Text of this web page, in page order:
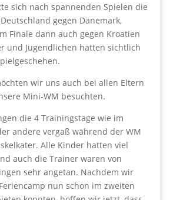
sich nach spannenden Spielen die
gegen Dänemark,
Finale dann auch gegen Kroatien
und Jugendlichen hatten sichtlich
wir uns auch bei allen Eltern
Mini-WM besuchten.
die 4 Trainingstage wie im
andere vergaß während der WM
Alle Kinder hatten viel
auch die Trainer waren von
sehr angetan. Nachdem wir
nun schon im zweiten